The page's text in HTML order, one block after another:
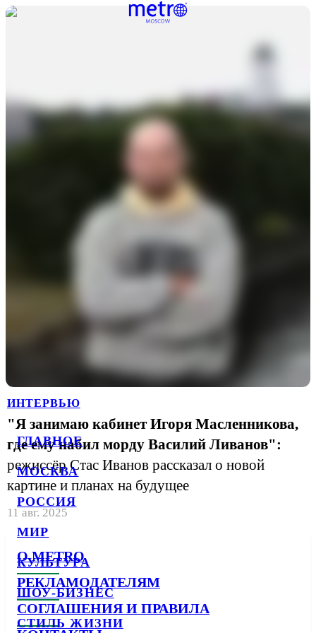
ГЛАВНОЕ
МОСКВА
РОССИЯ
МИР
КУЛЬТУРА
ШОУ-БИЗНЕС
СТИЛЬ ЖИЗНИ
ИНТЕРВЬЮ
"Я занимаю кабинет Игоря Масленникова,
где ему набил морду Василий Ливанов":
режиссёр Стас Иванов рассказал о новой
картине и планах на будущее
11 авг. 2025
О METRO
РЕКЛАМОДАТЕЛЯМ
СОГЛАШЕНИЯ И ПРАВИЛА